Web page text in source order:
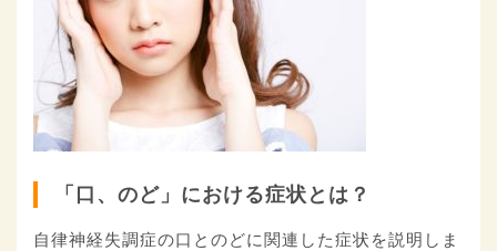
「口、のど」における症状とは？
自律神経失調症の口とのどに関連した症状を説明しま